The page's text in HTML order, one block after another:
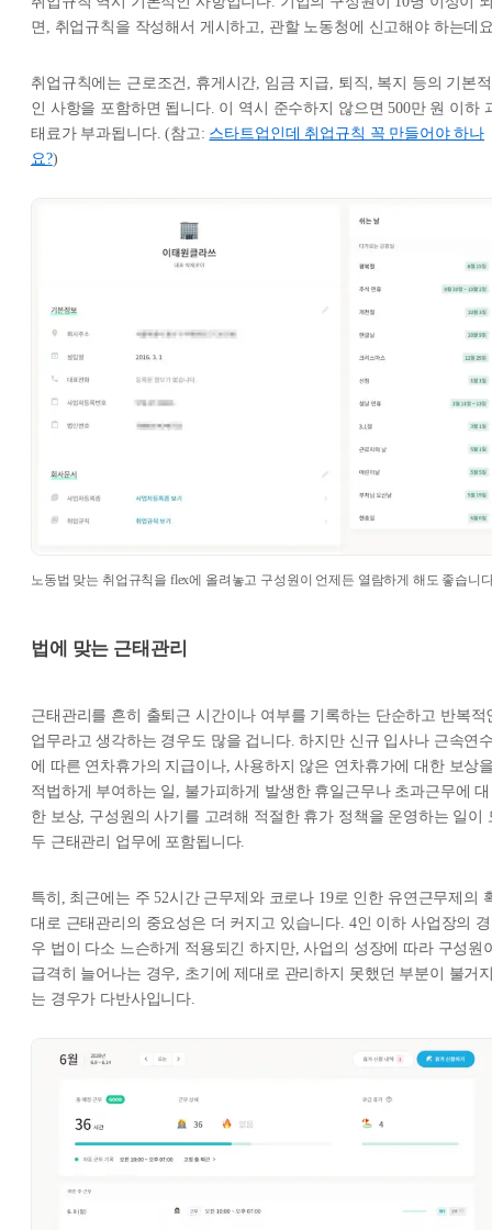
면, 취업규칙을 작성해서 게시하고, 관할 노동청에 신고해야 하는데
취업규칙에는 근로조건, 휴게시간, 임금 지급, 퇴직, 복지 등의 기본적
인 사항을 포함하면 됩니다. 이 역시 준수하지 않으면 500만 원 이하
태료가 부과됩니다. (참고: 스타트업인데 취업규칙 꼭 만들어야 하나
요?)
노동법 맞는 취업규칙을 flex에 올려놓고 구성원이 언제든 열람하게 해도 좋습니
법에 맞는 근태관리
근태관리를 흔히 출퇴근 시간이나 여부를 기록하는 단순하고 반복적
업무라고 생각하는 경우도 많을 겁니다. 하지만 신규 입사나 근속연
에 따른 연차휴가의 지급이나, 사용하지 않은 연차휴가에 대한 보상
적법하게 부여하는 일, 불가피하게 발생한 휴일근무나 초과근무에 대
한 보상, 구성원의 사기를 고려해 적절한 휴가 정책을 운영하는 일이
두 근태관리 업무에 포함됩니다.
특히, 최근에는 주 52시간 근무제와 코로나 19로 인한 유연근무제의
대로 근태관리의 중요성은 더 커지고 있습니다. 4인 이하 사업장의 경
우 법이 다소 느슨하게 적용되긴 하지만, 사업의 성장에 따라 구성원
급격히 늘어나는 경우, 초기에 제대로 관리하지 못했던 부분이 불거
는 경우가 다반사입니다.